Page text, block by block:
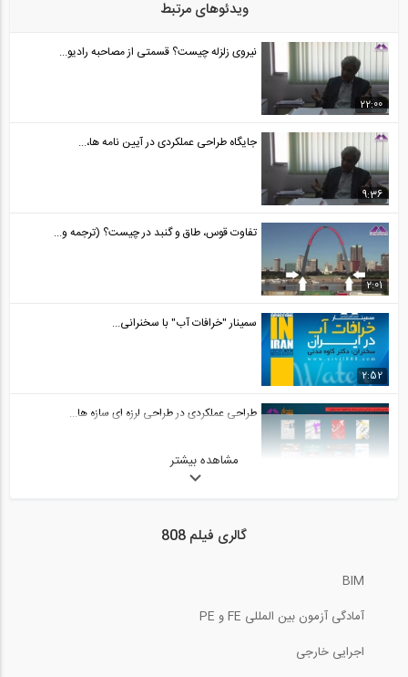
ویدئوهای مرتبط
22:00
نیروی زلزله چیست؟ قسمتی از مصاحبه رادیو...
9:36
جایگاه طراحی عملکردی در آیین نامه ها،...
2:01
تفاوت قوس، طاق و گنبد در چیست؟ (ترجمه و...
2:52
سمینار "خرافات آب" با سخنرانی...
طراحی عملکردی در طراحی لرزه ای سازه ها...
مشاهده بیشتر
گالری فیلم 808
BIM
آمادگی آزمون بین المللی FE و PE
اجرایی خارجی